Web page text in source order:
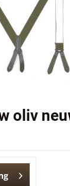
oliv